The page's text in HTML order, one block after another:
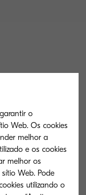
de acordo
do toner inicial
com ISO/IEC
o
Web. Os cookies
melhor a
e os cookies
melhor os
Web. Pode
utilizando o